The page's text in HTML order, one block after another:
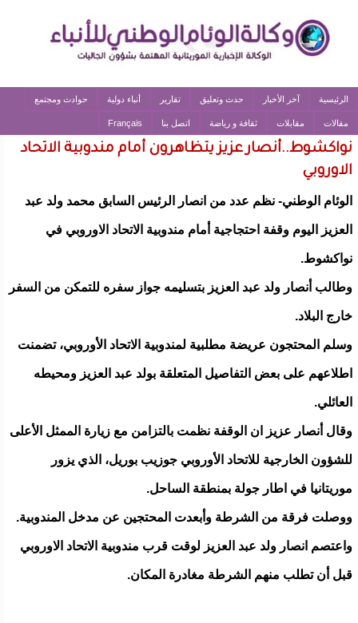
الرئيسية آخر الأخبار حدث وتعليق تقارير أنباء دولية حوادث ومجتمع
مقالات مقابلات ثقافة و رياضة اتصل بنا Français
نواكشوط..أنصار عزيز يتظاهرون أمام مندوبية الاتحاد
الاوروبي
الوئام الوطني- نظم عدد من انصار الرئيس السابق محمد ولد عبد
العزيز اليوم وقفة احتجاجية أمام مندوبية الاتحاد الاوروبي في
نواكشوط.
وطالب أنصار ولد عبد العزيز بتسليمه جواز سفره للتمكن من السفر
خارج البلاد.
وسلم المحتجون عريضة مطلبية لمندوبية الاتحاد الأوروبي، تضمنت
اطلاعهم على بعض التفاصيل المتعلقة بولد عبد العزيز ومحيطه
العائلي.
وقال أنصار عزيز ان الوقفة نظمت بالتزامن مع زيارة الممثل الأعلى
للشؤون الخارجية للاتحاد الأوروبي جوزيب بوريل، الذي يزور
موريتانيا في اطار جولة بمنطقة الساحل.
ووصلت فرقة من الشرطة وأبعدت المحتجين عن مدخل المندوبية.
واعتصم انصار ولد عبد العزيز لوقت قرب مندوبية الاتحاد الاوروبي
قبل أن تطلب منهم الشرطة مغادرة المكان.